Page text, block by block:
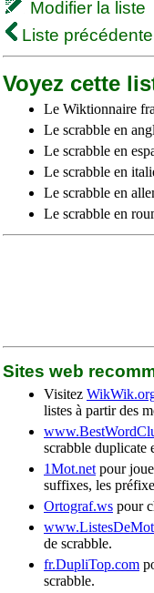
Modifier la liste
Liste précédente
Voyez cette
Le Wiktionnaire
Le scrabble en
Le scrabble en
Le scrabble en
Le scrabble en
Le scrabble en
Sites web
Visitez
listes à partir des
scrabble duplicate
1Mot.net pour
suffixes, les
Ortograf.ws pour
de scrabble.
fr.DupliTop.com
scrabble.